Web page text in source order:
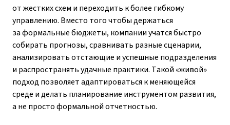
от жестких схем и переходить к более гибкому
управлению. Вместо того чтобы держаться
за формальные бюджеты, компании учатся быстро
собирать прогнозы, сравнивать разные сценарии,
анализировать отстающие и успешные подразделения
и распространять удачные практики. Такой «живой»
подход позволяет адаптироваться к меняющейся
среде и делать планирование инструментом развития,
а не просто формальной отчетностью.